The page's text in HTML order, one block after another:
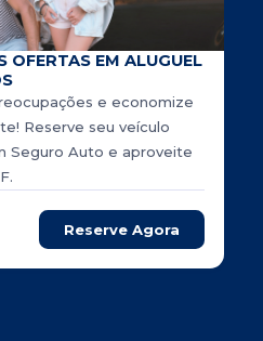
OFERTAS EM ALUGUEL
e economize
Reserve seu veículo
Seguro Auto e aproveite
Reserve Agora